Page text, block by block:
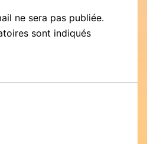
ne sera pas publiée.
sont indiqués